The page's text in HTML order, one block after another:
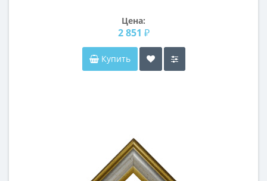
Цена:
2 851 ₽
Купить